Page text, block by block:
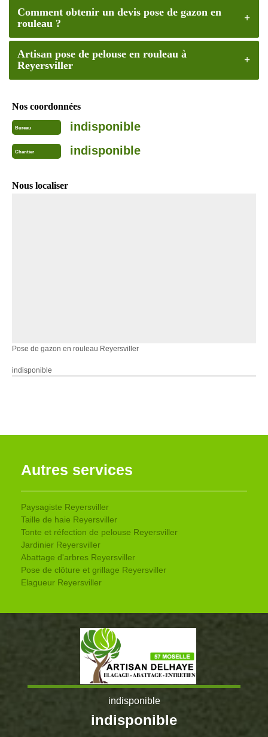
Comment obtenir un devis pose de gazon en
rouleau ?
Artisan pose de pelouse en rouleau à
Reyersviller
Nos coordonnées
Bureau indisponible
Chantier indisponible
Nous localiser
Pose de gazon en rouleau Reyersviller
indisponible
Autres services
Paysagiste Reyersviller
Taille de haie Reyersviller
Tonte et réfection de pelouse Reyersviller
Jardinier Reyersviller
Abattage d'arbres Reyersviller
Pose de clôture et grillage Reyersviller
Elagueur Reyersviller
indisponible
indisponible